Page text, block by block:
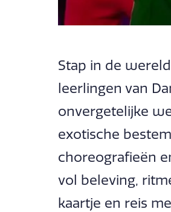
Stap in de
leerlingen van
onvergetelijke
exotische
choreografieën
vol beleving,
kaartje en reis